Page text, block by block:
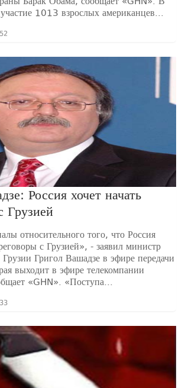
1013 взрослых американцев...
Россия хочет начать
Грузией
относительного того, что Россия
с Грузией», - заявил министр
Григол Вашадзе в эфире передачи
выходит в эфире телекомпании
«GHN». «Поступа...